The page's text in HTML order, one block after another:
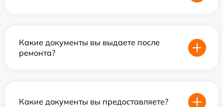
Какие документы вы выдаете после
ремонта?
Какие документы вы предоставляете?